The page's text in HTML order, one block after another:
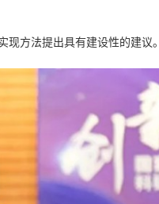
方法提出具有建设性的建议。